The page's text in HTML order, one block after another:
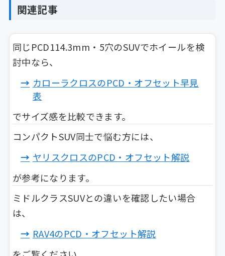
関連記事
同じPCD114.3mm・5穴のSUVでホイールを検
討中なら、
カローラクロスのPCD・オフセット早見
表
でサイズ感を比較できます。
コンパクトSUV同士で悩む方には、
ヤリスクロスのPCD・オフセット解説
が参考になります。
ミドルクラスSUVとの違いを確認したい場合
は、
RAV4のPCD・オフセット解説